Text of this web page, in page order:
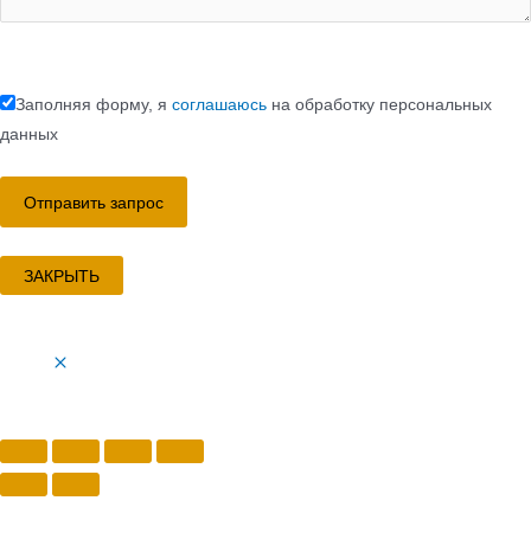
Заполняя форму, я соглашаюсь на обработку персональных
данных
ЗАКРЫТЬ